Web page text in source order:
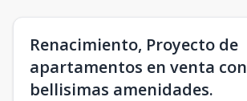
Renacimiento, Proyecto de
apartamentos en venta con
bellisimas amenidades.